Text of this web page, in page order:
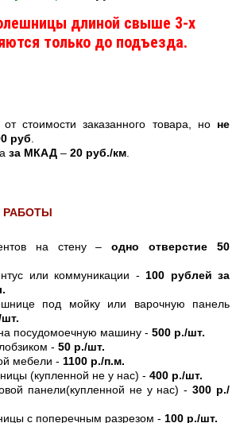
длиной свыше 3-х
только до подъезда.
стоимости заказанного товара, но не
руб
за МКАД – 20 руб./км
РАБОТЫ
на стену –одно отверстие 50
или коммуникации - 100 рублей за
под мойку или варочную панель
посудомоечную машину - 500 р./шт.
- 50 р./шт.
мебели - 1100 р./п.м.
(купленной не у нас) - 400 р./шт.
панели(купленной не у нас) -300 р./
с поперечным разрезом - 100 р./шт.